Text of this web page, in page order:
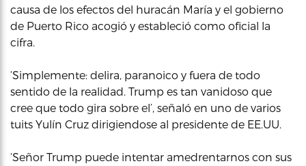
causa de los efectos del huracán María y el gobierno
de Puerto Rico acogió y estableció como oficial la
cifra.
‘Simplemente: delira, paranoico y fuera de todo
sentido de la realidad. Trump es tan vanidoso que
cree que todo gira sobre el’, señaló en uno de varios
tuits Yulín Cruz dirigiendose al presidente de EE.UU.
‘Señor Trump puede intentar amedrentarnos con sus